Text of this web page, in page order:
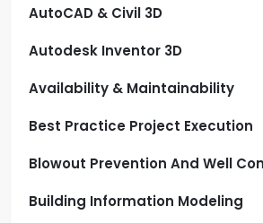
AutoCAD & Civil 3D
Autodesk Inventor 3D
Availability & Maintainability
Best Practice Project Execution
Blowout Prevention And Well
Building Information Modeling